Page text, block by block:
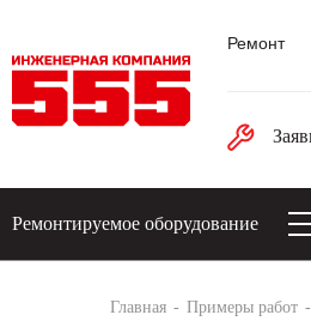
Ремонт
Ремонтируемое оборудование
Главная Примеры работ